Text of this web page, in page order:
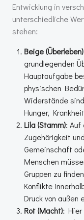
Entwicklung in
unterschiedliche
stehen:
Beige (Überleben)
grundlegenden
Hauptaufgabe
physischen
Widerstände
Hunger,
Lila (Stamm):
Zugehörigkeit
Gemeinschaft
Menschen
Gruppen zu
Konflikte
Druck von außen
Rot (Macht):